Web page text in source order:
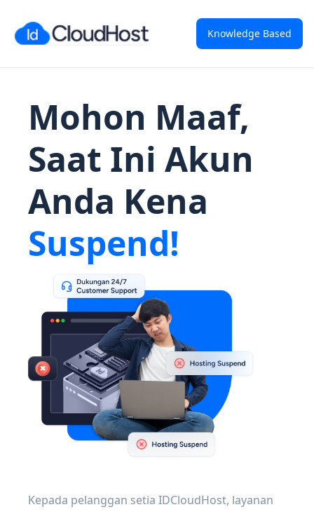
Knowledge Based
Mohon Maaf,
Saat Ini Akun
Anda Kena
Suspend!
Kepada pelanggan setia IDCloudHost, layanan